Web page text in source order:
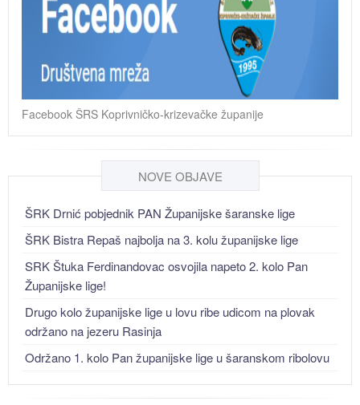
Facebook ŠRS Koprivničko-krizevačke županije
NOVE OBJAVE
ŠRK Drnić pobjednik PAN Županijske šaranske lige
ŠRK Bistra Repaš najbolja na 3. kolu županijske lige
SRK Štuka Ferdinandovac osvojila napeto 2. kolo Pan
Županijske lige!
Drugo kolo županijske lige u lovu ribe udicom na plovak
održano na jezeru Rasinja
Održano 1. kolo Pan županijske lige u šaranskom ribolovu